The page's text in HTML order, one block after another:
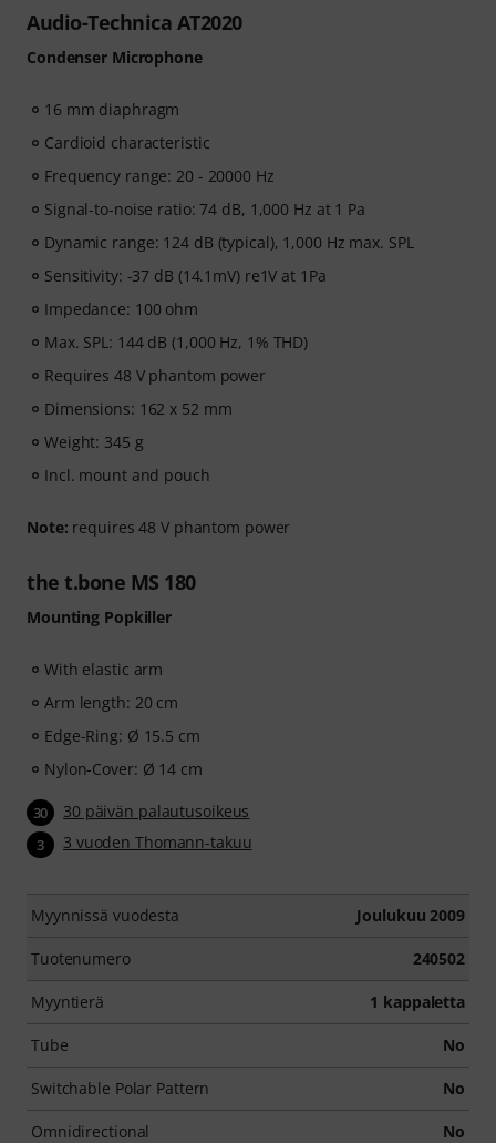
Britney Spears.
step video lessons
pitch, resonance, vocal health, confidence, and
the ground up. Whether you are a complete beginner
or want to improve your technique, the course provides
a structured path to becoming a more confident singer.
After your order has been shipped, you will
automatically receive your activation code by email. The
subscription expires automatically after the 90-days
Audio-Technica AT2020
Condenser Microphone
16 mm diaphragm
Cardioid characteristic
Frequency range: 20 - 20000 Hz
Signal-to-noise ratio: 74 dB, 1,000 Hz at 1 Pa
Dynamic range: 124 dB (typical), 1,000 Hz max. SPL
Sensitivity: -37 dB (14.1mV) re1V at 1Pa
Impedance: 100 ohm
Max. SPL: 144 dB (1,000 Hz, 1% THD)
Requires 48 V phantom power
Dimensions: 162 x 52 mm
Weight: 345 g
Incl. mount and pouch
Note: requires 48 V phantom power
the t.bone MS 180
Mounting Popkiller
With elastic arm
Arm length: 20 cm
Edge-Ring: Ø 15.5 cm
Nylon-Cover: Ø 14 cm
30 30 päivän palautusoikeus
3 3 vuoden Thomann-takuu
Myynnissä vuodesta Joulukuu 2009
Tuotenumero 240502
Myyntierä 1 kappaletta
Tube No
Switchable Polar Pattern No
Omnidirectional No